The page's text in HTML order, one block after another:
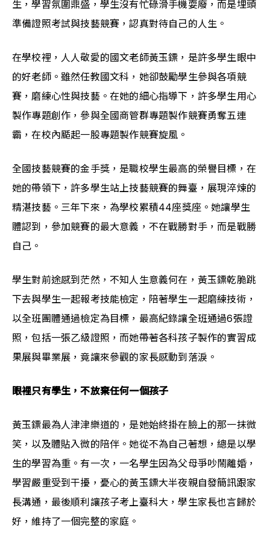
生，學習氛圍鼎盛，學生沒有忙碌滑手機耍廢，而是埋頭
準備證照考試與技藝競賽，認真對待自己的人生。
在學校裡，人人敬愛的國文老師黃玉鏢，是許多學生眼中
的好老師。雖然任教國文科，她卻鼓勵學生參與各項競
賽，磨練心性與技藝。在她的細心指導下，許多學生用心
製作專題創作，參與全國商管群專題製作競賽勇奪五連
霸，在校內颳起一股專題製作競賽旋風。
全國技藝競賽的金手獎，是職校學生最高的榮譽目標，在
她的帶領下，許多學生站上技藝競賽的舞臺，展現淬煉的
精湛技藝。三年下來，為學校累積44座獎座。她讓學生
體認到，參加競賽的最大意義，不在戰勝對手，而是戰勝
自己。
學生對前途感到茫然，不知人生意義何在，黃玉鏢乾脆跳
下去與學生一起報考技能檢定，陪著學生一起磨練技術，
以全班團體通過檢定為目標，最高紀錄讓全班通過6張證
照，包括一張乙級證照，而她帶著各科孩子製作的實習成
果展與畢業展，竟讓來參觀的家長感動到落淚。
眼裡只有學生，不放棄任何一個孩子
黃玉鏢最為人津津樂道的，是她始終掛在臉上的那一抹微
笑，以及體貼入微的陪伴。她從不為自己著想，總是以學
生的學習為重。有一次，一名學生因為父母爭吵鬧離婚，
學習嚴重受到干擾，憂心的黃玉鏢大半夜親自發簡訊跟家
長溝通，最後順利讓孩子考上臺科大，學生家長也言歸於
好，維持了一個完整的家庭。